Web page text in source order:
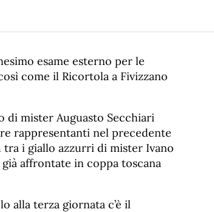
esame esterno per le
come il Ricortola a Fivizzano
di mister Auguasto Secchiari
rappresentanti nel precedente
i giallo azzurri di mister Ivano
affrontate in coppa toscana
alla terza giornata c’è il